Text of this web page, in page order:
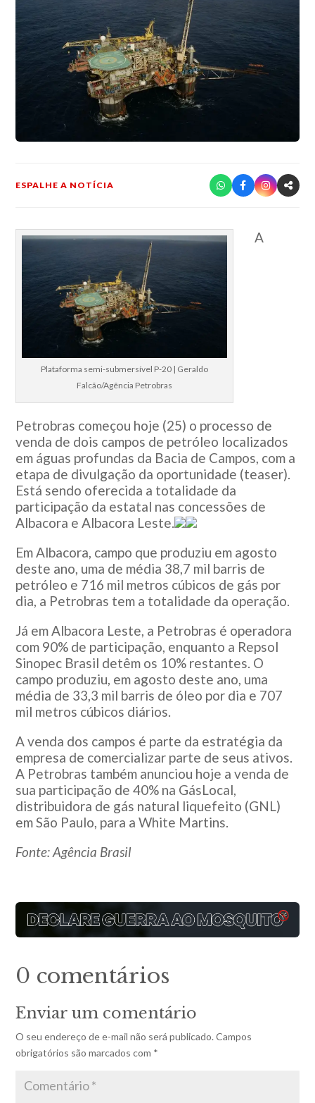
ESPALHE A NOTÍCIA
Plataforma semi-submersível P-20 | Geraldo
Falcão/Agência Petrobras
A
Petrobras começou hoje (25) o processo de
venda de dois campos de petróleo localizados
em águas profundas da Bacia de Campos, com a
etapa de divulgação da oportunidade (teaser).
Está sendo oferecida a totalidade da
participação da estatal nas concessões de
Albacora e Albacora Leste.
Em Albacora, campo que produziu em agosto
deste ano, uma de média 38,7 mil barris de
petróleo e 716 mil metros cúbicos de gás por
dia, a Petrobras tem a totalidade da operação.
Já em Albacora Leste, a Petrobras é operadora
com 90% de participação, enquanto a Repsol
Sinopec Brasil detêm os 10% restantes. O
campo produziu, em agosto deste ano, uma
média de 33,3 mil barris de óleo por dia e 707
mil metros cúbicos diários.
A venda dos campos é parte da estratégia da
empresa de comercializar parte de seus ativos.
A Petrobras também anunciou hoje a venda de
sua participação de 40% na GásLocal,
distribuidora de gás natural liquefeito (GNL)
em São Paulo, para a White Martins.
Fonte: Agência Brasil
0 comentários
Enviar um comentário
O seu endereço de e-mail não será publicado. Campos
obrigatórios são marcados com *